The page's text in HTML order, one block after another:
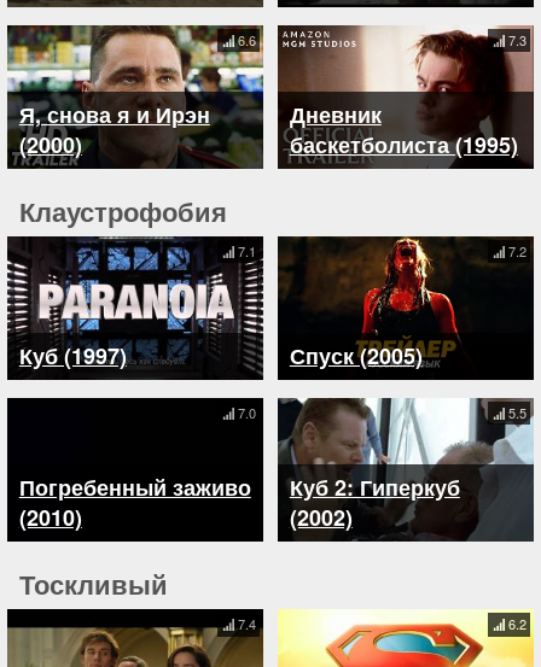
Я, снова я и Ирэн
(2000)
6.6
Дневник
баскетболиста (1995)
7.3
Клаустрофобия
Куб (1997)
7.1
Спуск (2005)
7.2
Погребенный заживо
(2010)
7.0
Куб 2: Гиперкуб
(2002)
5.5
Тоскливый
7.4 6.2